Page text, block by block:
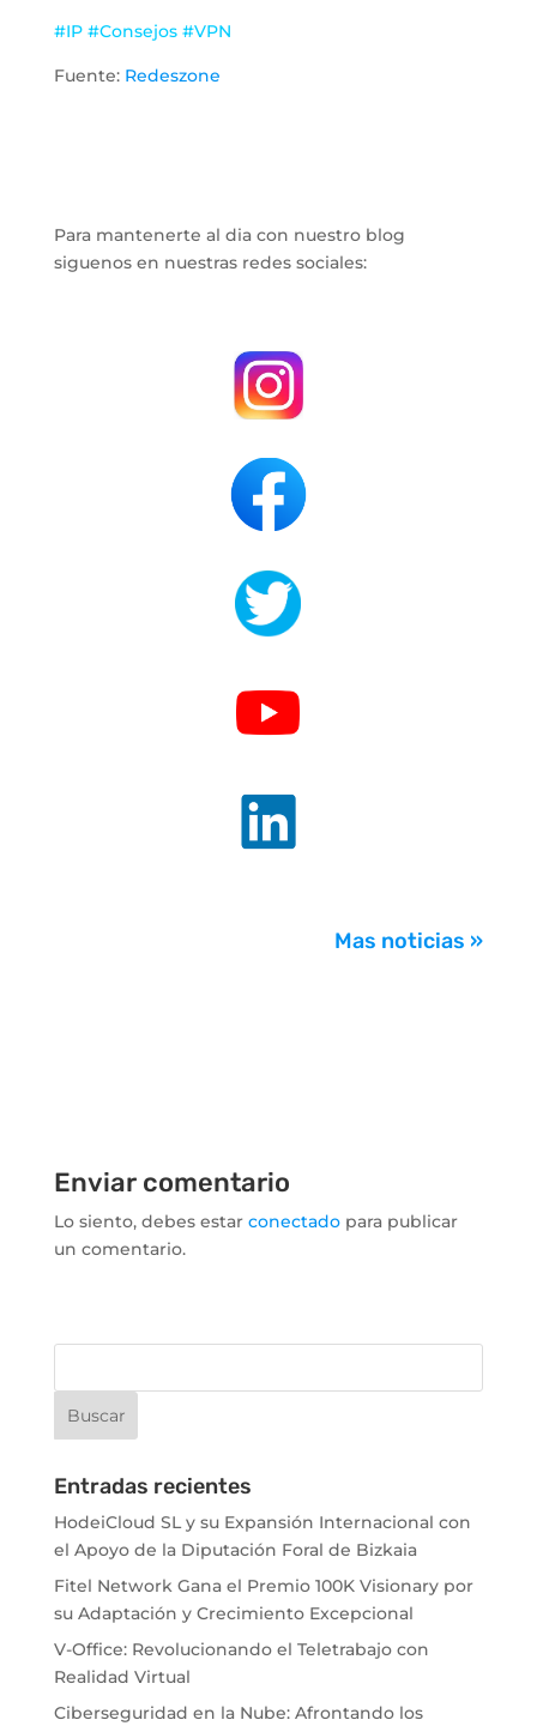
#IP #Consejos #VPN
Fuente: Redeszone
Para mantenerte al dia con nuestro blog
siguenos en nuestras redes sociales:
.
.
.
.
Mas noticias »
Enviar comentario
Lo siento, debes estar conectadopara publicar
un comentario.
Entradas recientes
HodeiCloud SL y su Expansión Internacional con
el Apoyo de la Diputación Foral de Bizkaia
Fitel Network Gana el Premio 100K Visionary por
su Adaptación y Crecimiento Excepcional
V-Office: Revolucionando el Teletrabajo con
Realidad Virtual
Ciberseguridad en la Nube: Afrontando los